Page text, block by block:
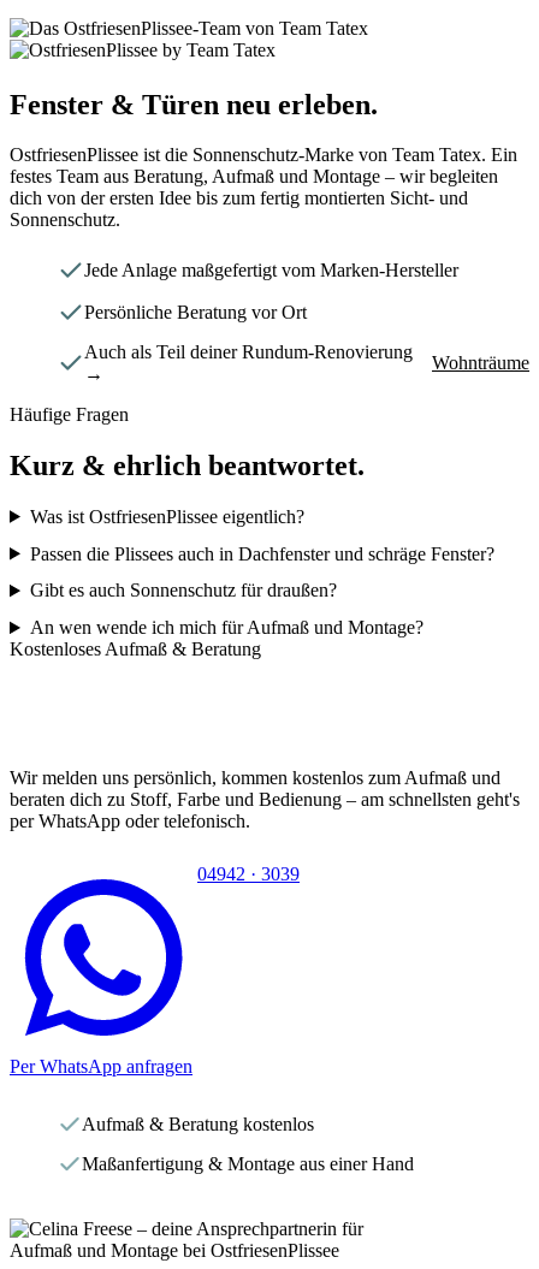
Fenster & Türen neu erleben.
OstfriesenPlissee ist die Sonnenschutz-Marke von Team Tatex. Ein
festes Team aus Beratung, Aufmaß und Montage – wir begleiten
dich von der ersten Idee bis zum fertig montierten Sicht- und
Sonnenschutz.
Jede Anlage maßgefertigt vom Marken-Hersteller
Persönliche Beratung vor Ort
Auch als Teil deiner Rundum-Renovierung
→
Wohnträume
Häufige Fragen
Kurz & ehrlich beantwortet.
Was ist OstfriesenPlissee eigentlich?
Passen die Plissees auch in Dachfenster und schräge Fenster?
Gibt es auch Sonnenschutz für draußen?
An wen wende ich mich für Aufmaß und Montage?
Kostenloses Aufmaß & Beratung
Wir melden uns persönlich, kommen kostenlos zum Aufmaß und
beraten dich zu Stoff, Farbe und Bedienung – am schnellsten geht's
per WhatsApp oder telefonisch.
Per WhatsApp anfragen
04942 · 3039
Aufmaß & Beratung kostenlos
Maßanfertigung & Montage aus einer Hand